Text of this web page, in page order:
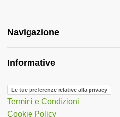
Navigazione
Informative
Le tue preferenze relative alla privacy
Termini e Condizioni
Cookie Policy